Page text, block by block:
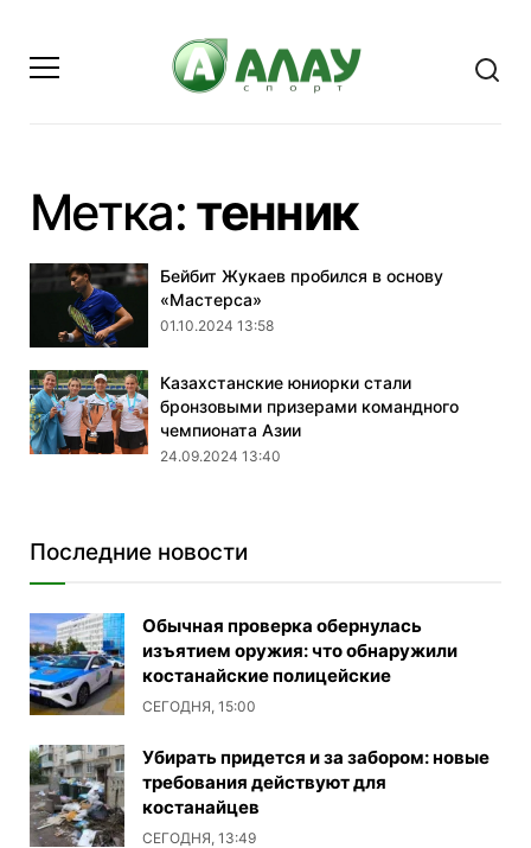
Метка: тенник-
Бейбит Жукаев пробился в основу
«Мастерса»
01.10.2024 13:58
Казахстанские юниорки стали
бронзовыми призерами командного
чемпионата Азии
24.09.2024 13:40
Последние новости
Обычная проверка обернулась
изъятием оружия: что обнаружили
костанайские полицейские
СЕГОДНЯ, 15:00
Убирать придется и за забором: новые
требования действуют для
костанайцев
СЕГОДНЯ, 13:49